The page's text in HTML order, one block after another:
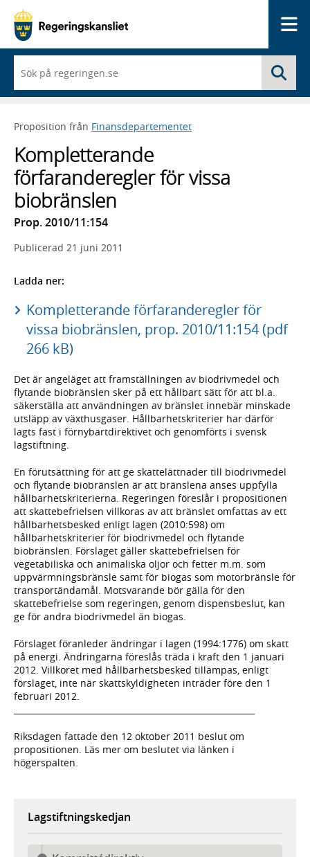
du
börjar
skriva
framträder
lista
med
sökförslag
Proposition från Finansdepartementet
Kompletterande
förfaranderegler för vissa
biobränslen
Prop. 2010/11:154
Publicerad 21 juni 2011
Ladda ner:
Kompletterande förfaranderegler för
vissa biobränslen, prop. 2010/11:154 (pdf
266 kB)
Det är angeläget att framställningen av biodrivmedel och
flytande biobränslen sker på ett hållbart sätt för att bl.a.
säkerställa att användningen av bränslet innebär minskade
utsläpp av växthusgaser. Hållbarhetskriterier har därför
lagts fast i förnybartdirektivet och genomförts i svensk
lagstiftning.
En förutsättning för att ge skattelättnader till biodrivmedel
och flytande biobränslen är att bränslena anses uppfylla
hållbarhetskriterierna. Regeringen föreslår i propositionen
att skattebefrielsen villkoras av att bränslet omfattas av ett
hållbarhetsbesked enligt lagen (2010:598) om
hållbarhetskriterier för biodrivmedel och flytande
biobränslen. Förslaget gäller skattebefrielsen för
vegetabiliska och animaliska oljor och fetter m.m. som
uppvärmningsbränsle samt för biogas som motorbränsle för
transportändamål. Motsvarande bör gälla för den
skattebefrielse som regeringen, genom dispensbeslut, kan
ge för andra biodrivmedel än biogas.
Förslaget föranleder ändringar i lagen (1994:1776) om skatt
på energi. Ändringarna föreslås träda i kraft den 1 januari
2012. Villkoret med hållbarhetsbesked tillämpas, enligt
förslaget, inte när skattskyldigheten inträder före den 1
februari 2012.
Riksdagen fattade den 12 oktober 2011 beslut om
propositionen. Läs mer om beslutet via länken i
högerspalten.
Lagstiftningskedjan